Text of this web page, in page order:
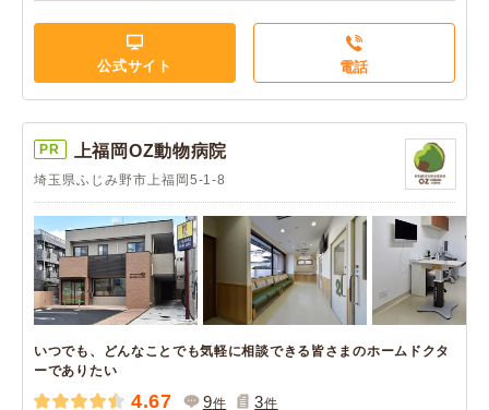
公式サイト 電話
PR 上福岡OZ動物病院
埼玉県ふじみ野市上福岡5-1-8
いつでも、どんなことでも気軽に相談できる皆さまのホームドクタ
ーでありたい
4.67 9件 3件